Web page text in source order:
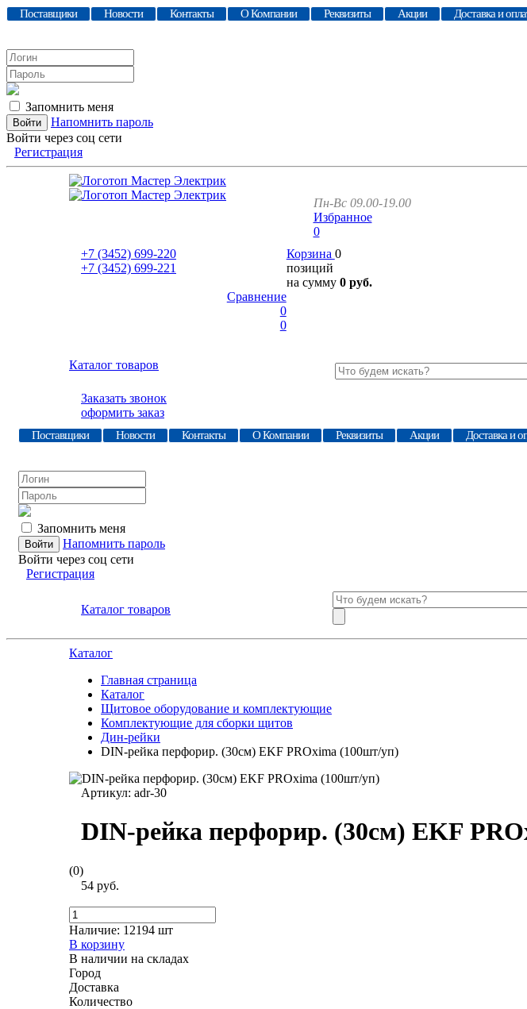
Поставщики Новости Контакты О Компании Реквизиты Акции Доставка и
Запомнить меня
Напомнить пароль
Войти через соц сети
Регистрация
Пн-Вс 09.00-19.00
Избранное
0
+7 (3452) 699-220
+7 (3452) 699-221
Корзина 0
позиций
на сумму 0 руб.
Сравнение
0
0
Каталог товаров
Заказать звонок
оформить заказ
Поставщики Новости Контакты О Компании Реквизиты Акции Доставка и
Запомнить меня
Напомнить пароль
Войти через соц сети
Регистрация
Каталог товаров
Каталог
Главная страница
Каталог
Щитовое оборудование и комплектующие
Комплектующие для сборки щитов
Дин-рейки
DIN-рейка перфорир. (30см) EKF PROxima (100шт/уп)
Артикул: adr-30
DIN-рейка перфорир. (30см) EKF
(0)
54 руб.
Наличие: 12194 шт
В корзину
В наличии на складах
Город
Доставка
Количество